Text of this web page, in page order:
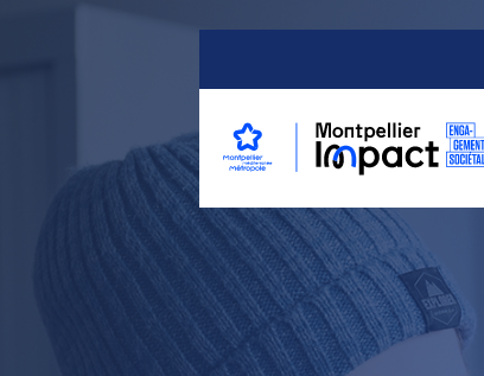
Navigation